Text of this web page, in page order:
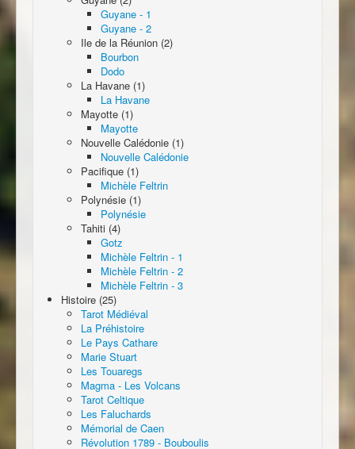
Guyane - 1
Guyane - 2
Ile de la Réunion (2)
Bourbon
Dodo
La Havane (1)
La Havane
Mayotte (1)
Mayotte
Nouvelle Calédonie (1)
Nouvelle Calédonie
Pacifique (1)
Michèle Feltrin
Polynésie (1)
Polynésie
Tahiti (4)
Gotz
Michèle Feltrin - 1
Michèle Feltrin - 2
Michèle Feltrin - 3
Histoire (25)
Tarot Médiéval
La Préhistoire
Le Pays Cathare
Marie Stuart
Les Touaregs
Magma - Les Volcans
Tarot Celtique
Les Faluchards
Mémorial de Caen
Révolution 1789 - Bouboulis